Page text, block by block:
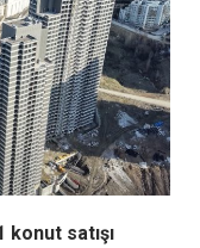
konut satışı